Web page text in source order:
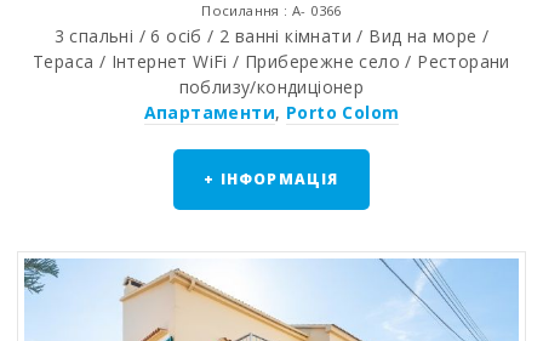
Посилання : A- 0366
3 спальні / 6 осіб / 2 ванні кімнати / Вид на море /
Тераса / Інтернет WiFi / Прибережне село / Ресторани
поблизу/кондиціонер
Апартаменти, Porto Colom
+ ІНФОРМАЦІЯ